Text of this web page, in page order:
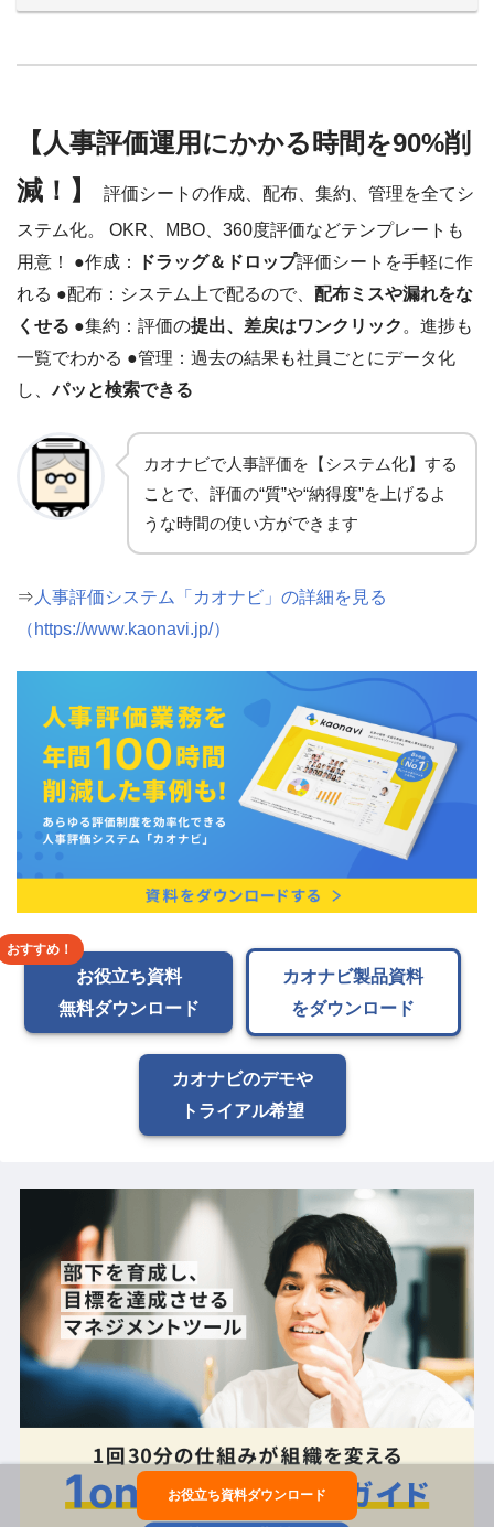
【人事評価運用にかかる時間を90%削
減！】
評価シートの作成、配布、集約、管理を全てシ
ステム化。 OKR、MBO、360度評価などテンプレートも
用意！ ●作成：
ドラッグ＆ドロップ評価シートを手軽に作
れる ●配布：システム上で配るので、 配布ミスや漏れをな
くせる ●集約：評価の提出、差戻はワンクリック 。進捗も
一覧でわかる ●管理：過去の結果も社員ごとにデータ化
し、パッと検索できる
カオナビで人事評価を【システム化】する
ことで、評価の“質”や“納得度”を上げるよ
うな時間の使い方ができます
⇒ 人事評価システム「カオナビ」の詳細を見る
（https://www.kaonavi.jp/）
お役立ち資料
無料ダウンロード
カオナビ製品資料
をダウンロード
カオナビのデモや
トライアル希望
お役立ち資料ダウンロード